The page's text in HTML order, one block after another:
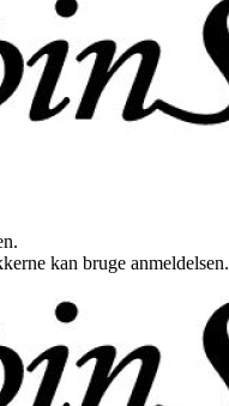
kan bruge anmeldelsen.